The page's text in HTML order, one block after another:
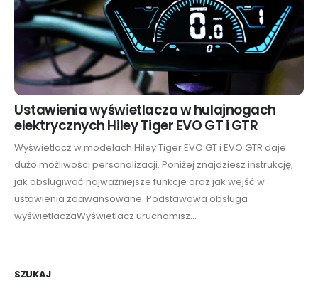
Ustawienia wyświetlacza w hulajnogach
elektrycznych Hiley Tiger EVO GT i GTR
Wyświetlacz w modelach Hiley Tiger EVO GT i EVO GTR daje
dużo możliwości personalizacji. Poniżej znajdziesz instrukcję,
jak obsługiwać najważniejsze funkcje oraz jak wejść w
ustawienia zaawansowane. Podstawowa obsługa
wyświetlaczaWyświetlacz uruchomisz...
SZUKAJ